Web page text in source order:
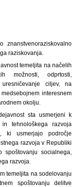
raziskovanja.
temeljita na načelih
možnosti, odprtosti,
ciljev, na
interesnem
okolju.
sta usmerjeni k
tehnološkega razvoja
ki usmerjajo področje
razvoja v Republiki
socialnega,
razvoja.
temeljita na sodelovanju
spoštovanju delitve